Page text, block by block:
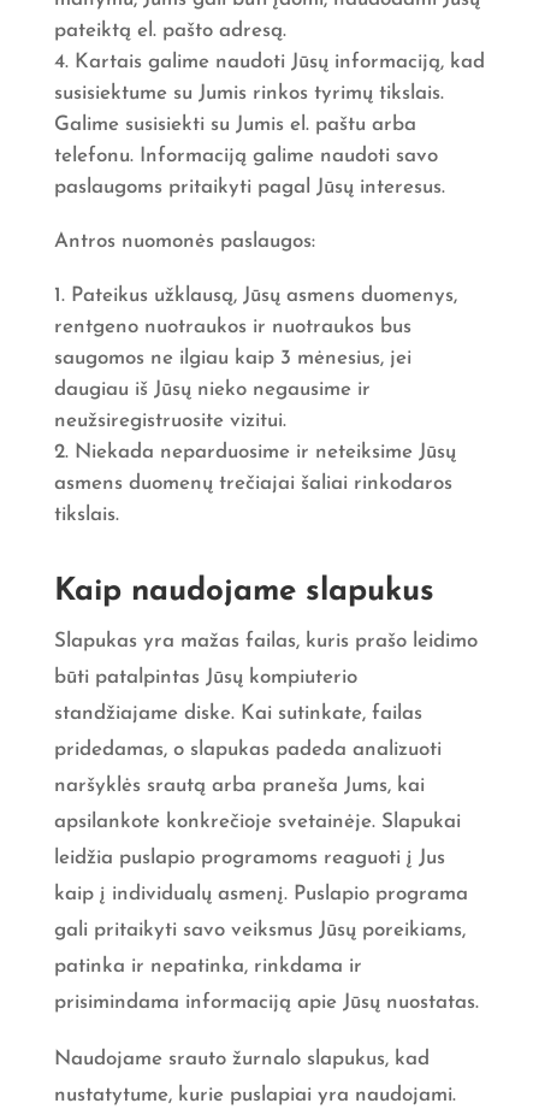
pateiktą el. pašto adresą.
Kartais galime naudoti Jūsų informaciją, kad
susisiektume su Jumis rinkos tyrimų tikslais.
Galime susisiekti su Jumis el. paštu arba
telefonu. Informaciją galime naudoti savo
paslaugoms pritaikyti pagal Jūsų interesus.
Antros nuomonės paslaugos:
Pateikus užklausą, Jūsų asmens duomenys,
rentgeno nuotraukos ir nuotraukos bus
saugomos ne ilgiau kaip 3 mėnesius, jei
daugiau iš Jūsų nieko negausime ir
neužsiregistruosite vizitui.
Niekada neparduosime ir neteiksime Jūsų
asmens duomenų trečiajai šaliai rinkodaros
tikslais.
Kaip naudojame slapukus
Slapukas yra mažas failas, kuris prašo leidimo
būti patalpintas Jūsų kompiuterio
standžiajame diske. Kai sutinkate, failas
pridedamas, o slapukas padeda analizuoti
naršyklės srautą arba praneša Jums, kai
apsilankote konkrečioje svetainėje. Slapukai
leidžia puslapio programoms reaguoti į Jus
kaip į individualų asmenį. Puslapio programa
gali pritaikyti savo veiksmus Jūsų poreikiams,
patinka ir nepatinka, rinkdama ir
prisimindama informaciją apie Jūsų nuostatas.
Naudojame srauto žurnalo slapukus, kad
nustatytume, kurie puslapiai yra naudojami.